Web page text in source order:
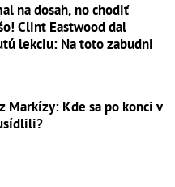
na dosah, no chodiť
Clint Eastwood dal
lekciu: Na toto zabudni
Markízy: Kde sa po konci v